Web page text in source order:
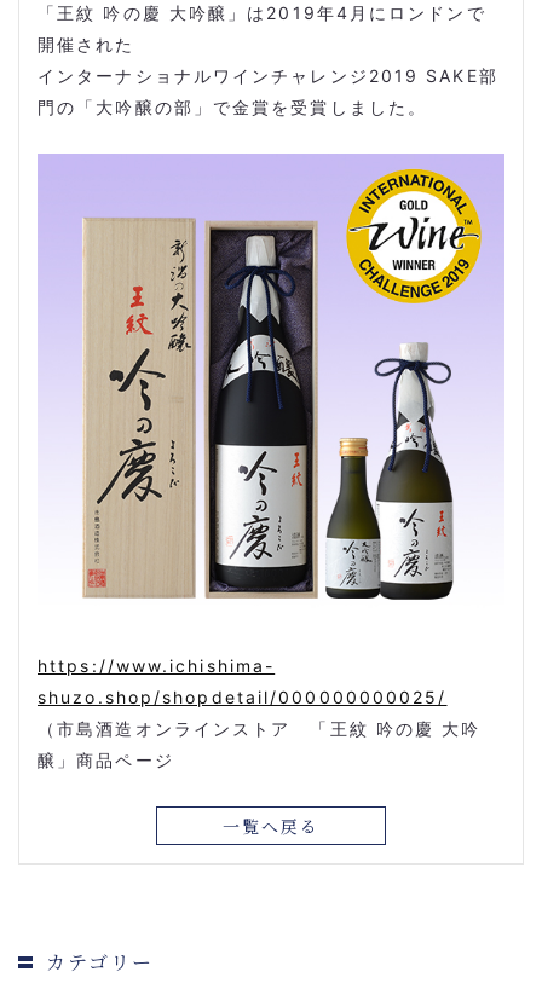
「王紋 吟の慶 大吟醸」は2019年4月にロンドンで
開催された
インターナショナルワインチャレンジ2019 SAKE部
門の「大吟醸の部」で金賞を受賞しました。
https://www.ichishima-
shuzo.shop/shopdetail/000000000025/
（市島酒造オンラインストア 「王紋 吟の慶 大吟
醸」商品ページ
一覧へ戻る
カテゴリー